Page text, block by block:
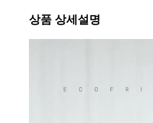
상품 상세설명